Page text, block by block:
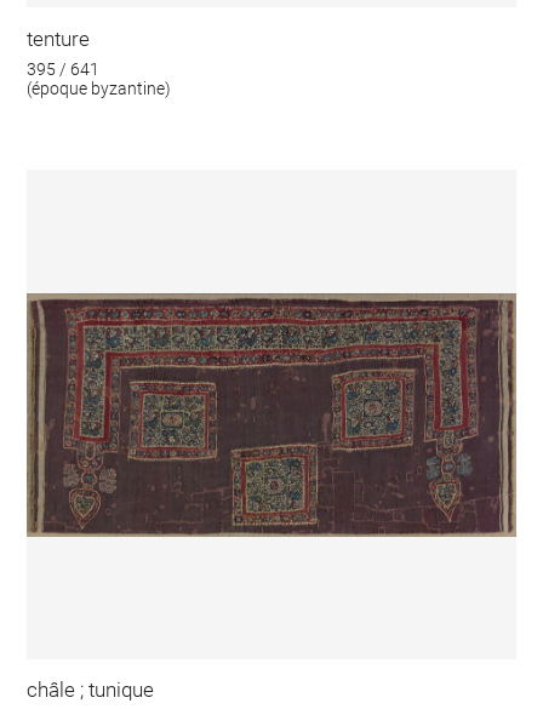
tenture
395 / 641
(époque byzantine)
châle ; tunique